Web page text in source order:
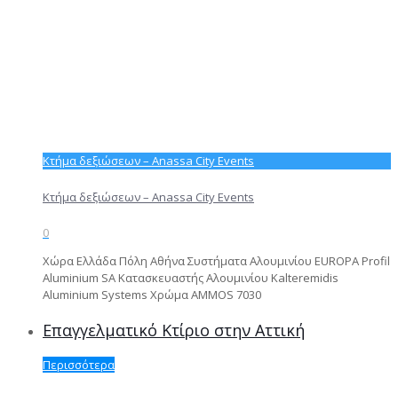
Κτήμα δεξιώσεων – Anassa City Events
Κτήμα δεξιώσεων – Anassa City Events
0
Χώρα Ελλάδα Πόλη Αθήνα Συστήματα Αλουμινίου EUROPA Profil
Aluminium SA Κατασκευαστής Αλουμινίου Kalteremidis
Aluminium Systems Χρώμα AMMOS 7030
Επαγγελματικό Κτίριο στην Αττική
Περισσότερα